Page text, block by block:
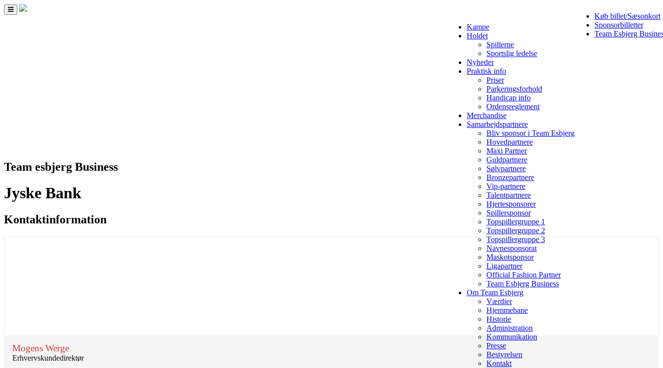
Køb billet/Sæsonkort
Sponsorbilletter
Team Esbjerg
Toggle
navigation
Kampe
Holdet
Spillerne
Sportslig ledelse
Nyheder
Praktisk info
Priser
Parkeringsforhold
Handicap info
Ordensreglement
Merchandise
Samarbejdspartnere
Bliv sponsor i Team Esbjerg
Hovedpartnere
Maxi Partner
Guldpartnere
Sølvpartnere
Bronzepartnere
Vip-partnere
Talentpartnere
Hjertesponsorer
Spillersponsor
Topspillergruppe 1
Topspillergruppe 2
Topspillergruppe 3
Navnesponsorat
Maskotsponsor
Ligapartner
Official Fashion Partner
Team Esbjerg Business
Om Team Esbjerg
Værdier
Hjemmebane
Historie
Administration
Kommunikation
Presse
Bestyrelsen
Kontakt
Team esbjerg Business
Jyske Bank
Kontaktinformation
Mogens Werge
Erhvervskundedirektør